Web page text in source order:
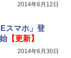
2014年6月12日
スマホ」登
【更新】
2014年6月30日